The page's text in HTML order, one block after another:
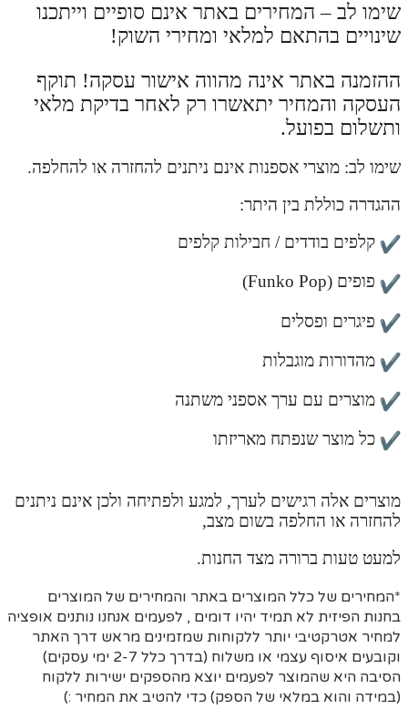
שימו לב – המחירים באתר אינם סופיים וייתכנו
שינויים בהתאם למלאי ומחירי השוק!
ההזמנה באתר אינה מהווה אישור עסקה! תוקף
העסקה והמחיר יתאשרו רק לאחר בדיקת מלאי
ותשלום בפועל.
שימו לב: מוצרי אספנות אינם ניתנים להחזרה או להחלפה.
ההגדרה כוללת בין היתר:
קלפים בודדים / חבילות קלפים
פופים (Funko Pop)
פיגרים ופסלים
מהדורות מוגבלות
מוצרים עם ערך אספני משתנה
כל מוצר שנפתח מאריזתו
מוצרים אלה רגישים לערך, למגע ולפתיחה ולכן אינם ניתנים
להחזרה או החלפה בשום מצב,
למעט טעות ברורה מצד החנות.
*המחירים של כלל המוצרים באתר והמחירים של המוצרים
בחנות הפיזית לא תמיד יהיו דומים , לפעמים אנחנו נותנים אופציה
למחיר אטרקטיבי יותר ללקוחות שמזמינים מראש דרך האתר
וקובעים איסוף עצמי או משלוח (בדרך כלל 2-7 ימי עסקים)
הסיבה היא שהמוצר לפעמים יוצא מהספקים ישירות ללקוח
(במידה והוא במלאי של הספק) כדי להטיב את המחיר :)